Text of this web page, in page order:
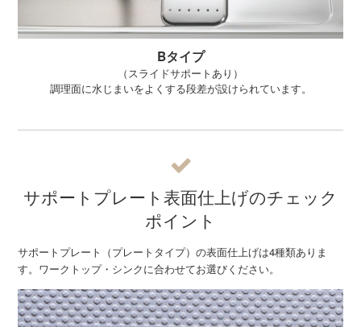
Bタイプ
（スライドサポートあり）
調理面に水じまいをよくする段差が設けられています。
サポートプレート表面仕上げのチェック
ポイント
サポートプレート（プレートタイプ）の表面仕上げは4種類ありま
す。ワークトップ・シンクに合わせてお選びください。